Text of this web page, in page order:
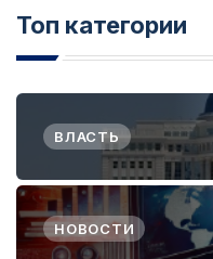
Топ категории
ВЛАСТЬ
НОВОСТИ